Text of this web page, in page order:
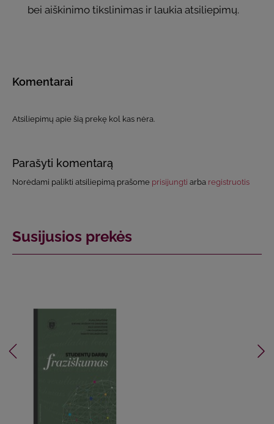
bei aiškinimo tikslinimas ir laukia atsiliepimų.
Komentarai
Atsiliepimų apie šią prekę kol kas nėra.
Parašyti komentarą
Norėdami palikti atsiliepimą prašome prisijungti arba registruotis
Susijusios prekės